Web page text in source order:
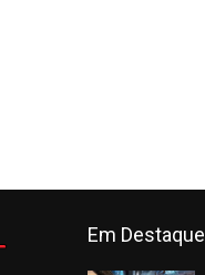
Em Destaque